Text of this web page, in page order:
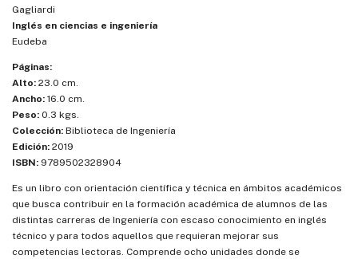
Gagliardi
Inglés en ciencias e ingeniería
Eudeba
Páginas:
Alto: 23.0 cm.
Ancho: 16.0 cm.
Peso: 0.3 kgs.
Colección: Biblioteca de Ingeniería
Edición: 2019
ISBN: 9789502328904
Es un libro con orientación científica y técnica en ámbitos académicos
que busca contribuir en la formación académica de alumnos de las
distintas carreras de Ingeniería con escaso conocimiento en inglés
técnico y para todos aquellos que requieran mejorar sus
competencias lectoras. Comprende ocho unidades donde se